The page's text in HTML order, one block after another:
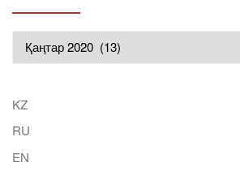
KZ
RU
EN